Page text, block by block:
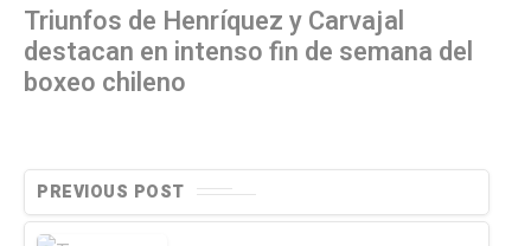
Triunfos de Henríquez y Carvajal
destacan en intenso fin de semana del
boxeo chileno
PREVIOUS POST